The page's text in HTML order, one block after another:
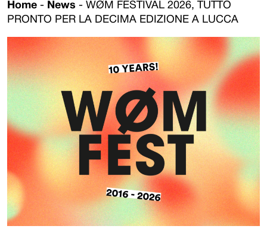
Home - News - WØM FESTIVAL 2026, TUTTO
PRONTO PER LA DECIMA EDIZIONE A LUCCA